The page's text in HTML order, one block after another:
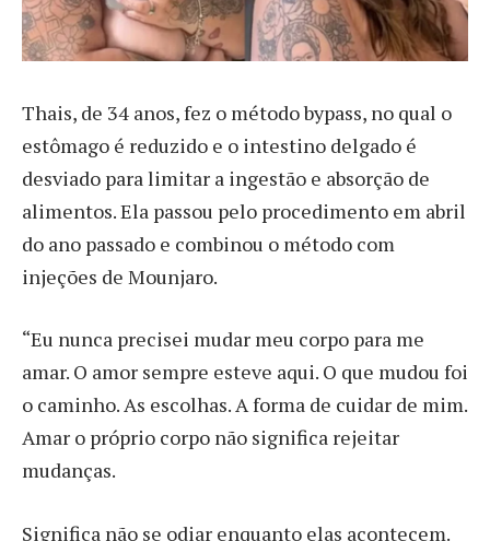
Thais, de 34 anos, fez o método bypass, no qual o
estômago é reduzido e o intestino delgado é
desviado para limitar a ingestão e absorção de
alimentos. Ela passou pelo procedimento em abril
do ano passado e combinou o método com
injeções de Mounjaro.
“Eu nunca precisei mudar meu corpo para me
amar. O amor sempre esteve aqui. O que mudou foi
o caminho. As escolhas. A forma de cuidar de mim.
Amar o próprio corpo não significa rejeitar
mudanças.
Significa não se odiar enquanto elas acontecem.